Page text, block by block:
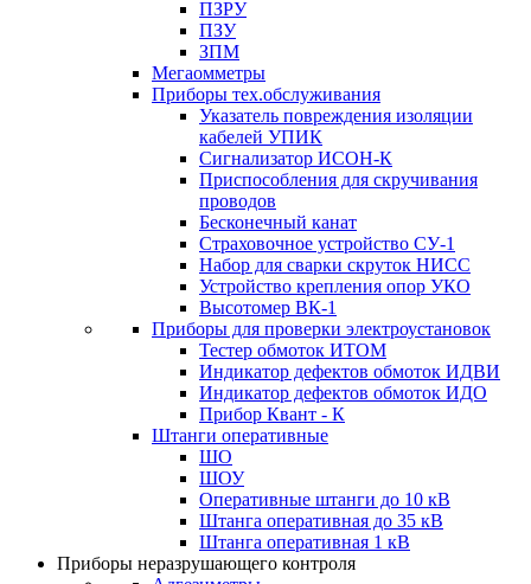
ПЗРУ
ПЗУ
ЗПМ
Мегаомметры
Приборы тех.обслуживания
Указатель повреждения изоляции
кабелей УПИК
Сигнализатор ИСОН-К
Приспособления для скручивания
проводов
Бесконечный канат
Страховочное устройство СУ-1
Набор для сварки скруток НИСС
Устройство крепления опор УКО
Высотомер ВК-1
Приборы для проверки электроустановок
Тестер обмоток ИТОМ
Индикатор дефектов обмоток ИДВИ
Индикатор дефектов обмоток ИДО
Прибор Квант - К
Штанги оперативные
ШО
ШОУ
Оперативные штанги до 10 кВ
Штанга оперативная до 35 кВ
Штанга оперативная 1 кВ
Приборы неразрушающего контроля